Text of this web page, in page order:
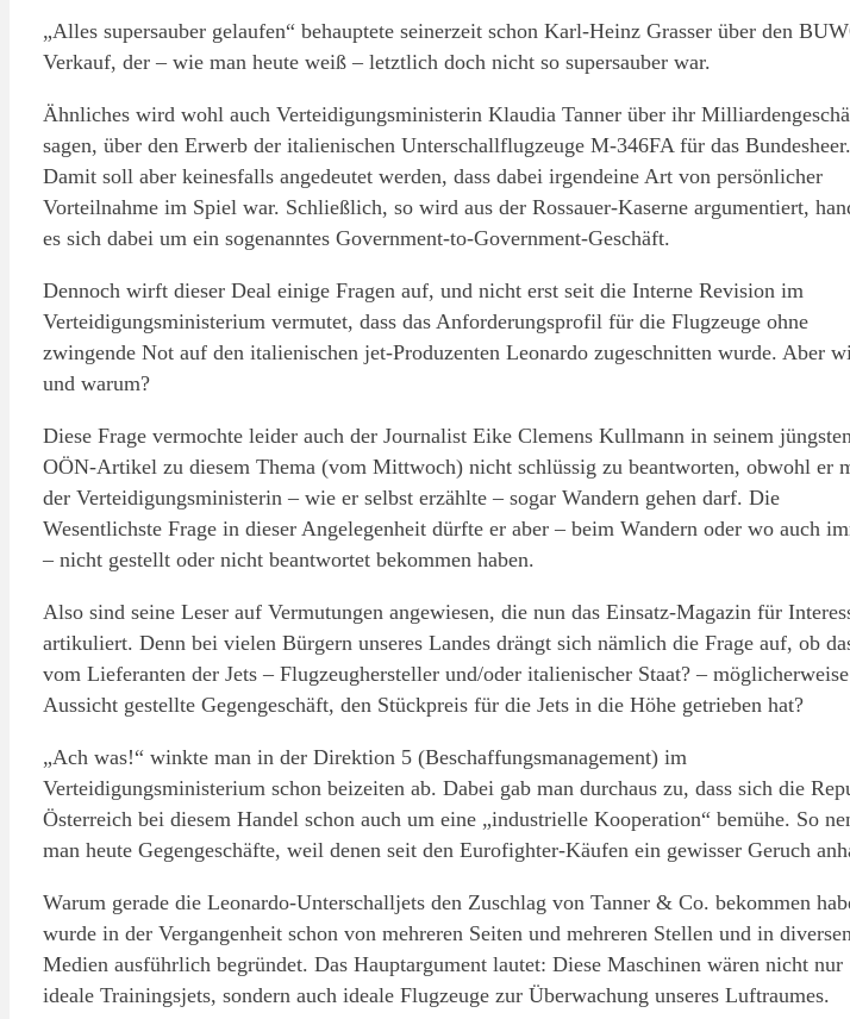
„Alles supersauber gelaufen“ behauptete seinerzeit schon Karl-Heinz Grasser über den
Verkauf, der – wie man heute weiß – letztlich doch nicht so supersauber war.
Ähnliches wird wohl auch Verteidigungsministerin Klaudia Tanner über ihr
sagen, über den Erwerb der italienischen Unterschallflugzeuge M-346FA für das Bundesheer.
Damit soll aber keinesfalls angedeutet werden, dass dabei irgendeine Art von persönlicher
Vorteilnahme im Spiel war. Schließlich, so wird aus der Rossauer-Kaserne argumentiert,
es sich dabei um ein sogenanntes Government-to-Government-Geschäft.
Dennoch wirft dieser Deal einige Fragen auf, und nicht erst seit die Interne Revision im
Verteidigungsministerium vermutet, dass das Anforderungsprofil für die Flugzeuge ohne
zwingende Not auf den italienischen jet-Produzenten Leonardo zugeschnitten wurde. Aber
und warum?
Diese Frage vermochte leider auch der Journalist Eike Clemens Kullmann in seinem jüngsten
OÖN-Artikel zu diesem Thema (vom Mittwoch) nicht schlüssig zu beantworten, obwohl er
der Verteidigungsministerin – wie er selbst erzählte – sogar Wandern gehen darf. Die
Wesentlichste Frage in dieser Angelegenheit dürfte er aber – beim Wandern oder wo auch
– nicht gestellt oder nicht beantwortet bekommen haben.
Also sind seine Leser auf Vermutungen angewiesen, die nun das Einsatz-Magazin für
artikuliert. Denn bei vielen Bürgern unseres Landes drängt sich nämlich die Frage auf, ob
vom Lieferanten der Jets – Flugzeughersteller und/oder italienischer Staat? –
Aussicht gestellte Gegengeschäft, den Stückpreis für die Jets in die Höhe getrieben hat?
„Ach was!“ winkte man in der Direktion 5 (Beschaffungsmanagement) im
Verteidigungsministerium schon beizeiten ab. Dabei gab man durchaus zu, dass sich die
Österreich bei diesem Handel schon auch um eine „industrielle Kooperation“ bemühe. So
man heute Gegengeschäfte, weil denen seit den Eurofighter-Käufen ein gewisser Geruch
Warum gerade die Leonardo-Unterschalljets den Zuschlag von Tanner & Co. bekommen
wurde in der Vergangenheit schon von mehreren Seiten und mehreren Stellen und in diversen
Medien ausführlich begründet. Das Hauptargument lautet: Diese Maschinen wären nicht nur
ideale Trainingsjets, sondern auch ideale Flugzeuge zur Überwachung unseres Luftraumes.